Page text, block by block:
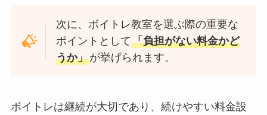
次に、ボイトレ教室を選ぶ際の重要な
ポイントとして「負担がない料金かど
うか」が挙げられます。
ボイトレは継続が大切であり、続けやすい料金設